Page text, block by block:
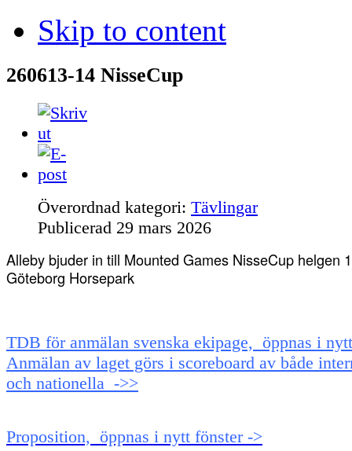
Skip to content
260613-14 NisseCup
Överordnad kategori: Tävlingar
Publicerad 29 mars 2026
Alleby bjuder in till Mounted Games NisseCup helgen
Göteborg Horsepark
TDB för anmälan svenska ekipage, öppnas i
Anmälan av laget görs i scoreboard av både
och nationella ->>
Proposition, öppnas i nytt fönster ->